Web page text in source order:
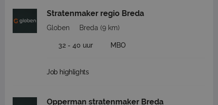
Stratenmaker regio Breda
Globen Breda (9 km)
32 - 40 uur MBO
Job highlights
Opperman stratenmaker Breda